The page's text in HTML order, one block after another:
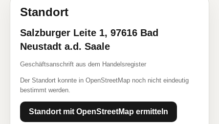
Standort
Salzburger Leite 1, 97616 Bad
Neustadt a.d. Saale
Geschäftsanschrift aus dem Handelsregister
Der Standort konnte in OpenStreetMap noch nicht eindeutig
bestimmt werden.
Standort mit OpenStreetMap ermitteln